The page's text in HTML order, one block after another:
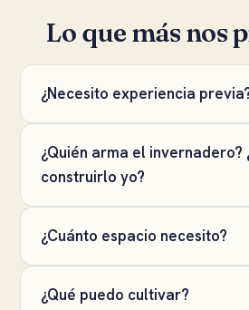
Lo que más nos
¿Necesito experiencia
¿Quién arma el invernadero?
construirlo yo?
¿Cuánto espacio necesito?
¿Qué puedo cultivar?